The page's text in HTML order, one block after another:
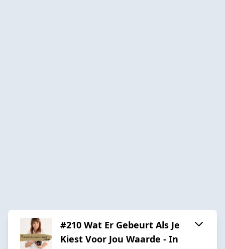
#210 Wat Er Gebeurt Als Je
Kiest Voor Jou Waarde - In